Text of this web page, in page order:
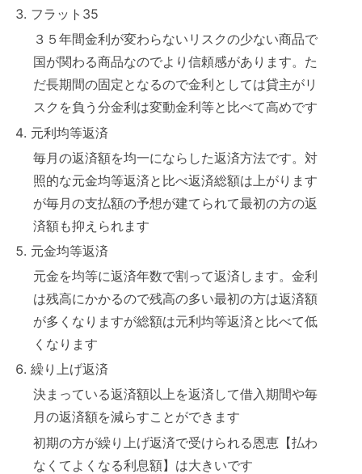
フラット35
３５年間金利が変わらないリスクの少ない商品で
国が関わる商品なのでより信頼感があります。た
だ長期間の固定となるので金利としては貸主がリ
スクを負う分金利は変動金利等と比べて高めです
元利均等返済
毎月の返済額を均一にならした返済方法です。対
照的な元金均等返済と比べ返済総額は上がります
が毎月の支払額の予想が建てられて最初の方の返
済額も抑えられます
元金均等返済
元金を均等に返済年数で割って返済します。金利
は残高にかかるので残高の多い最初の方は返済額
が多くなりますが総額は元利均等返済と比べて低
くなります
繰り上げ返済
決まっている返済額以上を返済して借入期間や毎
月の返済額を減らすことができます
初期の方が繰り上げ返済で受けられる恩恵【払わ
なくてよくなる利息額】は大きいです